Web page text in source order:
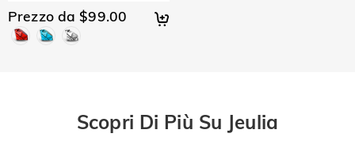
Prezzo da $99.00
Scopri Di Più Su Jeulia